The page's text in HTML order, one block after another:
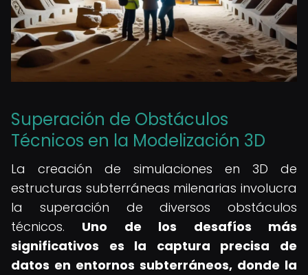
Superación de Obstáculos
Técnicos en la Modelización 3D
La creación de simulaciones en 3D de
estructuras subterráneas milenarias involucra
la superación de diversos obstáculos
técnicos. Uno de los desafíos más
significativos es la captura precisa de
datos en entornos subterráneos, donde la